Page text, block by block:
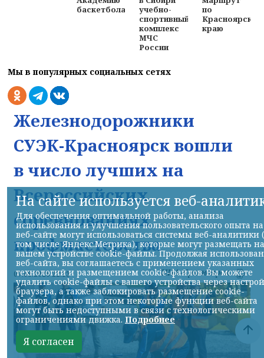
баскетбола
учебно-
спортивный
комплекс
МЧС
России
по
краю
Мы в популярных социальных сетях
Железнодорожники
СУЭК-Красноярск вошли
в число лучших на
Всероссийских
соревнованиях
профмастерства
07.08.2026 22:13 НИА-Красноярск
На сайте используется веб-
Для обеспечения оптимальной работы, анализа
использования и улучшения пользовательского опыта на
веб-сайте могут использоваться системы веб-аналитики
том числе Яндекс.Метрика), которые могут размещать на
вашем устройстве cookie-файлы. Продолжая
веб-сайта, вы соглашаетесь с применением указанных
технологий и размещением cookie-файлов. Вы можете
удалить cookie-файлы с вашего устройства через
браузера, а также заблокировать размещение cookie-
файлов, однако при этом некоторые функции веб-сайта
могут быть недоступными в связи с технологическими
ограничениями движка. Подробнее
Я согласен